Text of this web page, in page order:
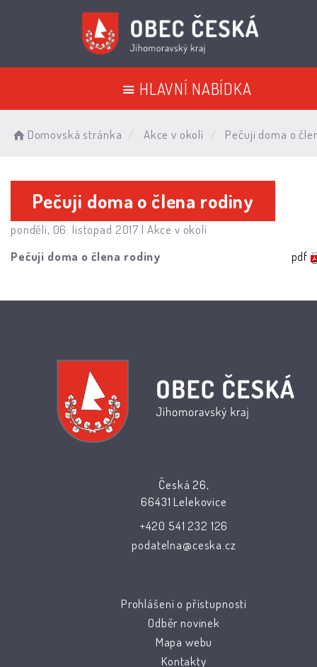
HLAVNÍ NABÍDKA
Domovská stránka Akce v okolí Pečuji doma o
Pečuji doma o člena rodiny
pondělí, 06. listopad 2017 | Akce v okolí
Pečuji doma o člena rodiny
pdf
Česká 26,
66431 Lelekovice
+420 541 232 126
podatelna@ceska.cz
Prohlášení o přístupnosti
Odběr novinek
Mapa webu
Kontakty